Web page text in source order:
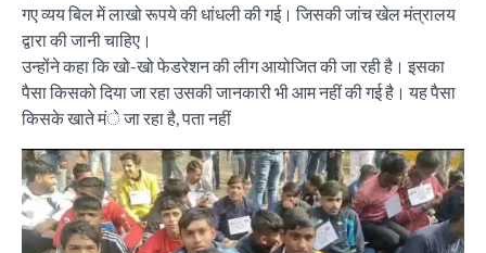
गए व्यय बिल में लाखो रूपये की धांधली की गई। जिसकी जांच खेल मंत्रालय
द्वारा की जानी चाहिए।
उन्होंने कहा कि खो-खो फेडरेशन की लीग आयोजित की जा रही है। इसका
पैसा किसको दिया जा रहा उसकी जानकारी भी आम नहीं की गई है। यह पैसा
किसके खाते मंे जा रहा है, पता नहीं